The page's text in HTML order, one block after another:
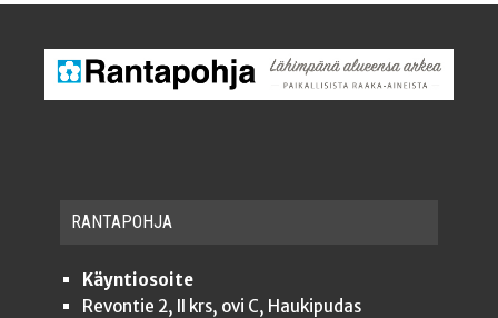
RAN­TA­POH­JA
Käyntiosoite
Revontie 2, II krs, ovi C, Haukipudas